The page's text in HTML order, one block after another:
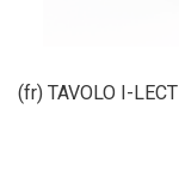
(fr) TAVOLO I-LECT